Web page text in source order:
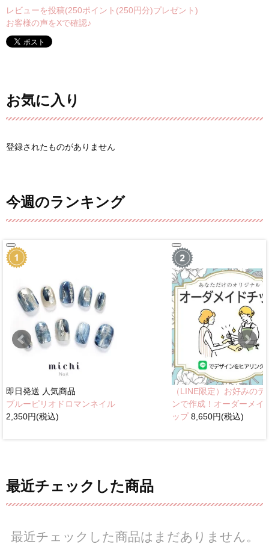
レビューを投稿(250ポイント(250円分)プレゼント)
お客様の声をXで確認♪
お気に入り
登録されたものがありません
今週のランキング
即日発送 人気商品
ブルーピリオドロマンネイル
2,350円(税込)
（LINE限定）お好みのデ
ンで作成！オーダーメイ
ップ8,650円(税込)
最近チェックした商品
最近チェックした商品はまだありません。